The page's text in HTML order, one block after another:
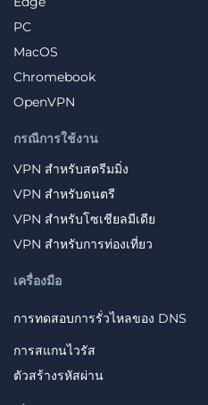
PC
MacOS
Chromebook
OpenVPN
กรณีการใช้งาน
VPN สำหรับสตรีมมิ่ง
VPN สำหรับดนตรี
VPN สำหรับโซเชียลมีเดีย
VPN สำหรับการท่องเที่ยว
เครื่องมือ
การทดสอบการรั่วไหลของ DNS
การสแกนไวรัส
ตัวสร้างรหัสผ่าน